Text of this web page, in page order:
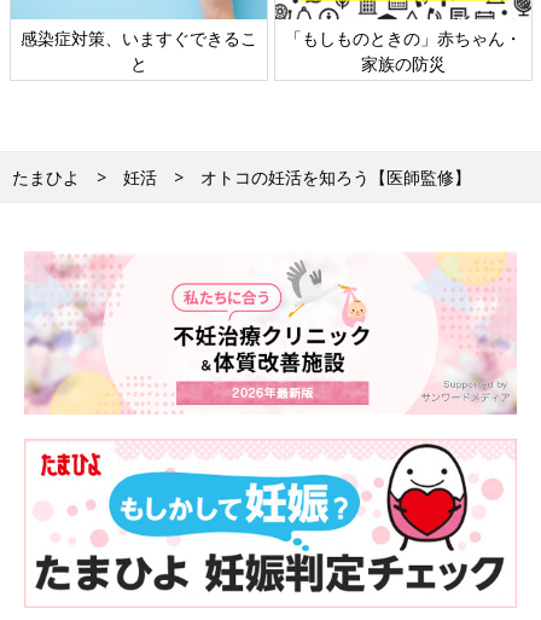
感染症対策、いますぐできるこ
と
「もしものときの」赤ちゃん・
家族の防災
たまひよ 妊活 オトコの妊活を知ろう【医師監修】